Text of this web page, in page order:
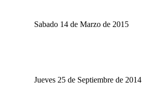
Sabado 14 de Marzo de 2015
Jueves 25 de Septiembre de 2014